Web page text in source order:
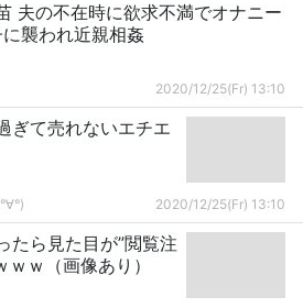
夫の不在時に欲求不満でオナニー
襲われ近親相姦
2020/12/25(Fr) 13:10
ぎて売れないエチエ
2020/12/25(Fr) 13:10
たら見た目が”閲覧注
ｗ（画像あり）